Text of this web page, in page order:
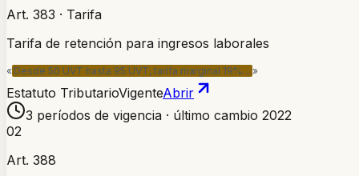
Art. 383 · Tarifa
Tarifa de retención para ingresos laborales
« Desde 50 UVT hasta 95 UVT, tarifa marginal 19%… »
Estatuto TributarioVigenteAbrir
3 períodos de vigencia · último cambio 2022
02
Art. 388